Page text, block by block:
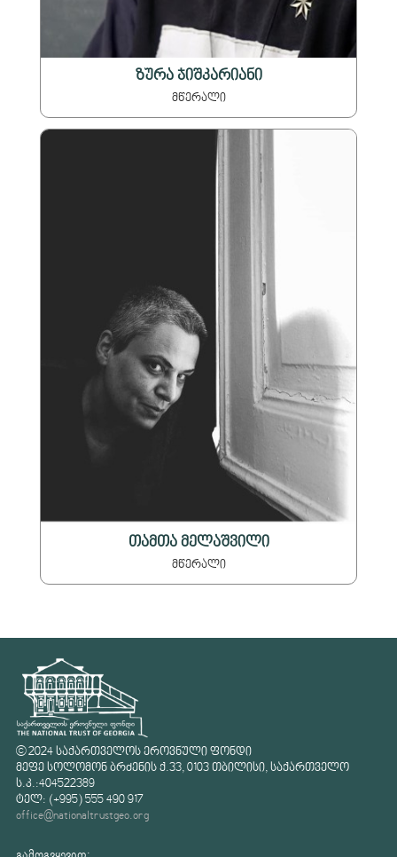
ზურა ჯიშკარიანი
მწერალი
თამთა მელაშვილი
მწერალი
© 2024 საქართველოს ეროვნული ფონდი
მეფე სოლომონ ბრძენის ქ.33, 0103 თბილისი, საქართველო
ს.კ.:404522389
ტელ: (+995) 555 490 917
office@nationaltrustgeo.org